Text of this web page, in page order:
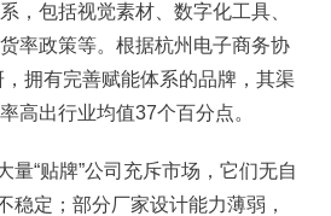
，包括视觉素材、数字化工具、
率政策等。根据杭州电子商务协
拥有完善赋能体系的品牌，其渠
高出行业均值37个百分点。
量“贴牌”公司充斥市场，它们无自
稳定；部分厂家设计能力薄弱，